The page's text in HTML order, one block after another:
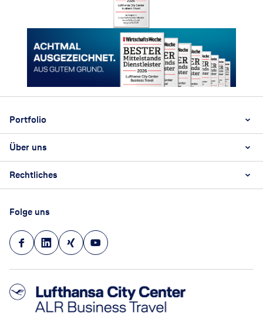
Portfolio
Geschäftsreisen
Event
Über uns
Das Unternehmen
Terminbuchung
Kontakt
Rechtliches
AGB
Datenschutz
Barrierefreiheitsstärkungsgesetz
Folge uns